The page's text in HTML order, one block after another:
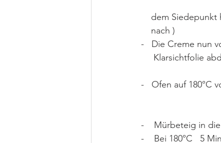
dem
    nach )
-   Die Creme nun
-   Ofen auf 180°C
-    Mürbeteig in
-    Bei 180°C   5